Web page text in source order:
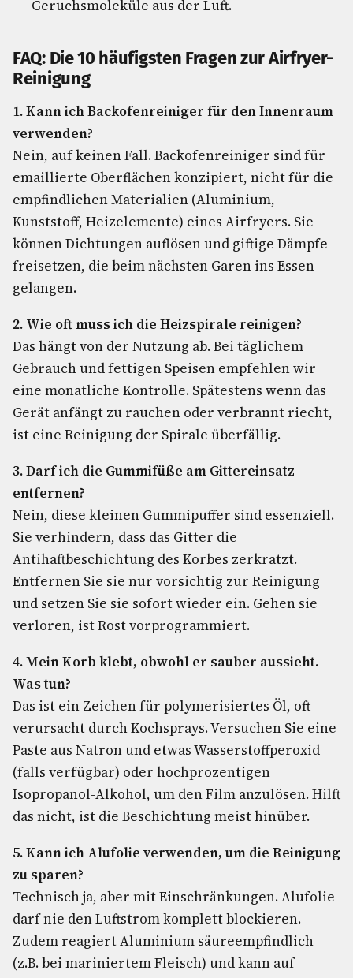
Geruchsmoleküle aus der Luft.
FAQ: Die 10 häufigsten Fragen zur Airfryer-
Reinigung
1. Kann ich Backofenreiniger für den Innenraum
verwenden?
Nein, auf keinen Fall. Backofenreiniger sind für
emaillierte Oberflächen konzipiert, nicht für die
empfindlichen Materialien (Aluminium,
Kunststoff, Heizelemente) eines Airfryers. Sie
können Dichtungen auflösen und giftige Dämpfe
freisetzen, die beim nächsten Garen ins Essen
gelangen.
2. Wie oft muss ich die Heizspirale reinigen?
Das hängt von der Nutzung ab. Bei täglichem
Gebrauch und fettigen Speisen empfehlen wir
eine monatliche Kontrolle. Spätestens wenn das
Gerät anfängt zu rauchen oder verbrannt riecht,
ist eine Reinigung der Spirale überfällig.
3. Darf ich die Gummifüße am Gittereinsatz
entfernen?
Nein, diese kleinen Gummipuffer sind essenziell.
Sie verhindern, dass das Gitter die
Antihaftbeschichtung des Korbes zerkratzt.
Entfernen Sie sie nur vorsichtig zur Reinigung
und setzen Sie sie sofort wieder ein. Gehen sie
verloren, ist Rost vorprogrammiert.
4. Mein Korb klebt, obwohl er sauber aussieht.
Was tun?
Das ist ein Zeichen für polymerisiertes Öl, oft
verursacht durch Kochsprays. Versuchen Sie eine
Paste aus Natron und etwas Wasserstoffperoxid
(falls verfügbar) oder hochprozentigen
Isopropanol-Alkohol, um den Film anzulösen. Hilft
das nicht, ist die Beschichtung meist hinüber.
5. Kann ich Alufolie verwenden, um die Reinigung
zu sparen?
Technisch ja, aber mit Einschränkungen. Alufolie
darf nie den Luftstrom komplett blockieren.
Zudem reagiert Aluminium säureempfindlich
(z.B. bei mariniertem Fleisch) und kann auf